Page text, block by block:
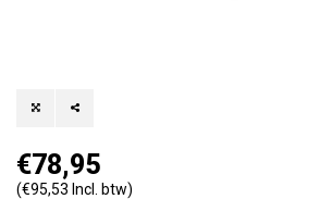
€78,95
(€95,53 Incl. btw)